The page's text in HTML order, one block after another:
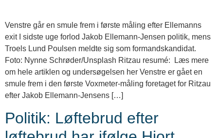
Venstre går en smule frem i første måling efter Ellemanns
exit I sidste uge forlod Jakob Ellemann-Jensen politik, mens
Troels Lund Poulsen meldte sig som formandskandidat.
Foto: Nynne Schrøder/Unsplash Ritzau resumé: Læs mere
om hele artiklen og undersøgelsen her Venstre er gået en
smule frem i den første Voxmeter-måling foretaget for Ritzau
efter Jakob Ellemann-Jensens […]
Politik: Løftebrud efter